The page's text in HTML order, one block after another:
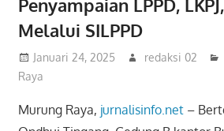
Penyampaian LPPD,
Melalui SILPPD
Januari 24, 2025 redaksi 02
Raya
Murung Raya, jurnalisinfo.net–